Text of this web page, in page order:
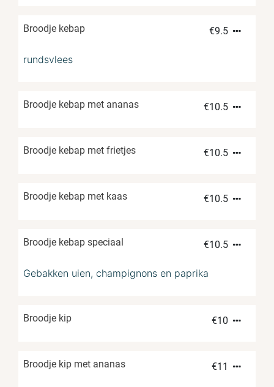
Broodje kebap €9.5
rundsvlees
Broodje kebap met ananas €10.5
Broodje kebap met frietjes €10.5
Broodje kebap met kaas €10.5
Broodje kebap speciaal €10.5
Gebakken uien, champignons en paprika
Broodje kip €10
Broodje kip met ananas €11